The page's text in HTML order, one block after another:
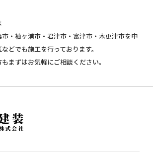
・袖ヶ浦市・君津市・富津市・木更津市を中
どでも施工を行っております。
まずはお気軽にご相談ください。